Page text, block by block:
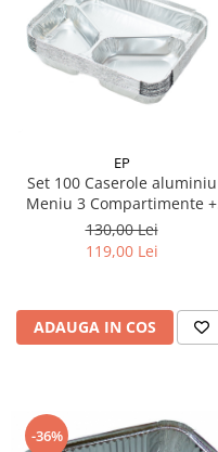
EP
Set 100 Caserole aluminiu
Meniu 3 Compartimente +
Capac
130,00 Lei
119,00 Lei
ADAUGA IN COS
-36%